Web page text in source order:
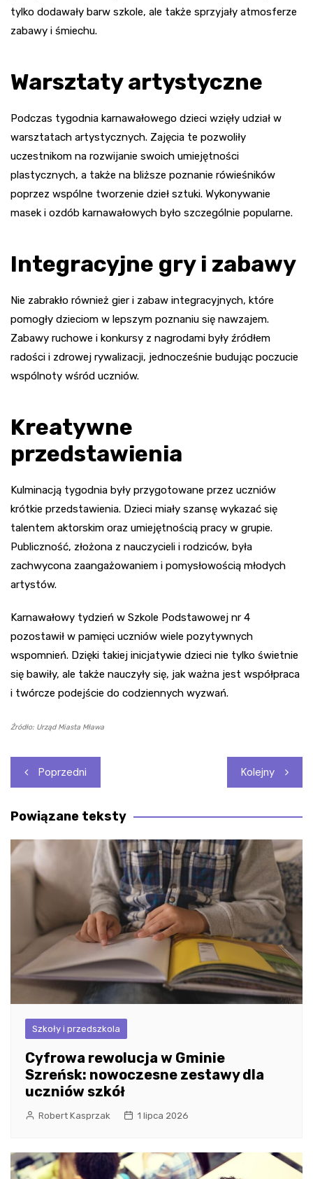
tylko dodawały barw szkole, ale także sprzyjały atmosferze
zabawy i śmiechu.
Warsztaty artystyczne
Podczas tygodnia karnawałowego dzieci wzięły udział w
warsztatach artystycznych. Zajęcia te pozwoliły
uczestnikom na rozwijanie swoich umiejętności
plastycznych, a także na bliższe poznanie rówieśników
poprzez wspólne tworzenie dzieł sztuki. Wykonywanie
masek i ozdób karnawałowych było szczególnie popularne.
Integracyjne gry i zabawy
Nie zabrakło również gier i zabaw integracyjnych, które
pomogły dzieciom w lepszym poznaniu się nawzajem.
Zabawy ruchowe i konkursy z nagrodami były źródłem
radości i zdrowej rywalizacji, jednocześnie budując poczucie
wspólnoty wśród uczniów.
Kreatywne
przedstawienia
Kulminacją tygodnia były przygotowane przez uczniów
krótkie przedstawienia. Dzieci miały szansę wykazać się
talentem aktorskim oraz umiejętnością pracy w grupie.
Publiczność, złożona z nauczycieli i rodziców, była
zachwycona zaangażowaniem i pomysłowością młodych
artystów.
Karnawałowy tydzień w Szkole Podstawowej nr 4
pozostawił w pamięci uczniów wiele pozytywnych
wspomnień. Dzięki takiej inicjatywie dzieci nie tylko świetnie
się bawiły, ale także nauczyły się, jak ważna jest współpraca
i twórcze podejście do codziennych wyzwań.
Źródło: Urząd Miasta Mława
Nawigacja
wpisu
Poprzedni Kolejny
Powiązane teksty
Szkoły i przedszkola
Cyfrowa rewolucja w Gminie
Szreńsk: nowoczesne zestawy dla
uczniów szkół
Robert Kasprzak 1 lipca 2026